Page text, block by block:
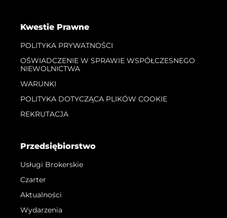
Kwestie Prawne
POLITYKA PRYWATNOŚCI
OŚWIADCZENIE W SPRAWIE WSPÓŁCZESNEGO
NIEWOLNICTWA
WARUNKI
POLITYKA DOTYCZĄCA PLIKÓW COOKIE
REKRUTACJA
Przedsiębiorstwo
Usługi Brokerskie
Czarter
Aktualności
Wydarzenia